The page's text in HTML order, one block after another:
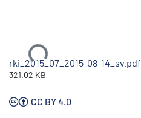
Ladataan...
rki_2015_07_2015-08-14_sv.pdf
321.02 KB
CC BY 4.0